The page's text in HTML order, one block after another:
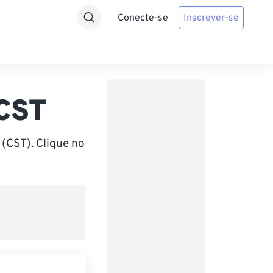
Conecte-se Inscrever-se
Clique no